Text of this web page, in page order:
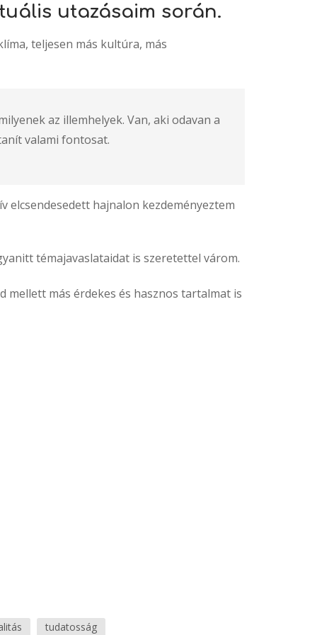
utazásaim során.
teljesen más kultúra, más
az illemhelyek. Van, aki odavan a
valami fontosat.
elcsendesedett hajnalon kezdeményeztem
témajavaslataidat is szeretettel várom.
mellett más érdekes és hasznos tartalmat is
tudatosság